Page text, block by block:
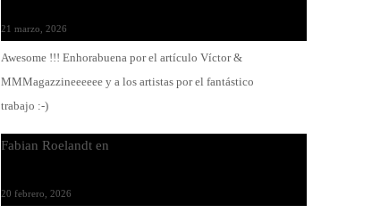
21 marzo, 2026
Awesome !!! Enhorabuena por el artículo Víctor &
MMMagazzineeeeee y a los artistas por el fantástico
trabajo :-)
Fabian Roelandt en
20 febrero, 2026